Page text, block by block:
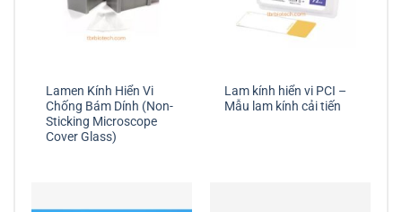
Lamen Kính Hiển Vi
Chống Bám Dính (Non-
Sticking Microscope
Cover Glass)
Lam kính hiển vi PCI –
Mẫu lam kính cải tiến